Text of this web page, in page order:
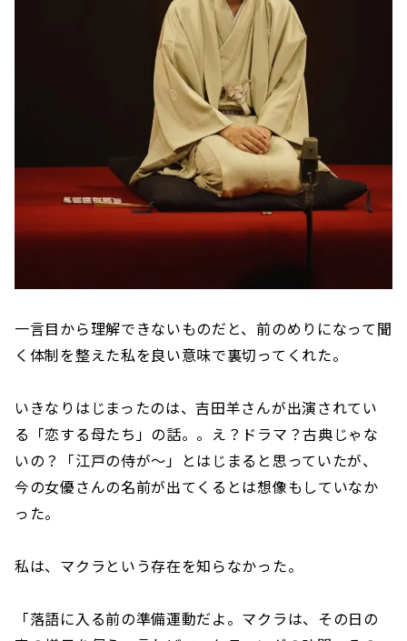
一言目から理解できないものだと、前のめりになって聞
く体制を整えた私を良い意味で裏切ってくれた。
いきなりはじまったのは、吉田羊さんが出演されてい
る「恋する母たち」の話。。え？ドラマ？古典じゃな
いの？「江戸の侍が〜」とはじまると思っていたが、
今の女優さんの名前が出てくるとは想像もしていなか
った。
私は、マクラという存在を知らなかった。
「落語に入る前の準備運動だよ。マクラは、その日の